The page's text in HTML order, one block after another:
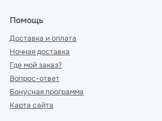
Помощь
Доставка и оплата
Ночная доставка
Где мой заказ?
Вопрос-ответ
Бонусная программа
Карта сайта